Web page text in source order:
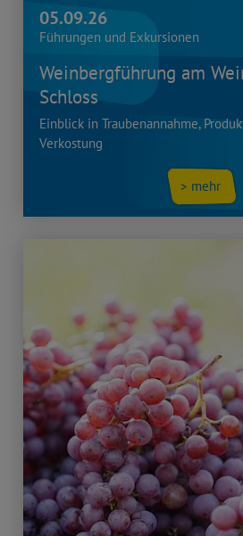
05.09.26
Führungen und Exkursionen
Weinbergführung am
Schloss
Einblick in Traubenannahme,
Verkostung
> mehr